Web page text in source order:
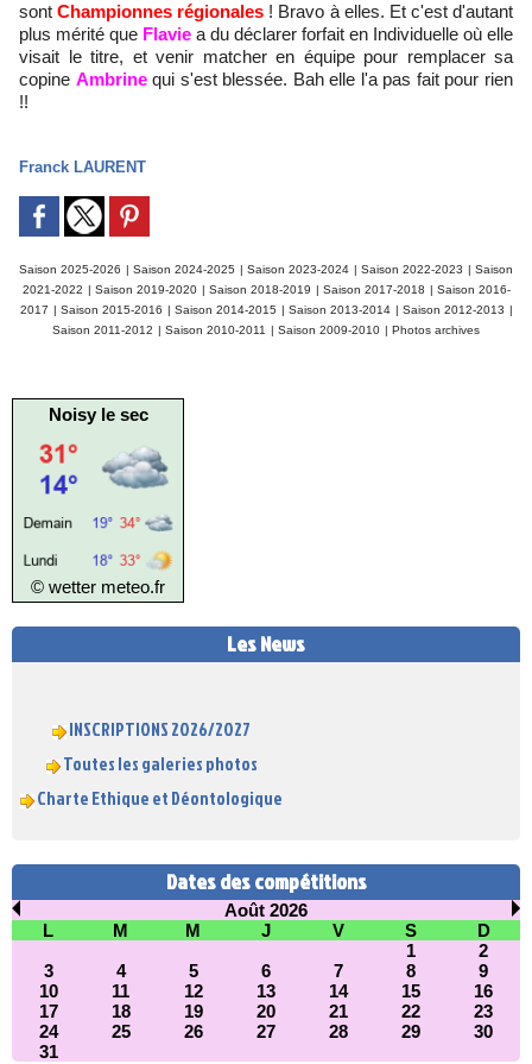
sontChampionnes régionales ! Bravo à elles. Et c'est d'autant
plus mérité que Flavie a du déclarer forfait en Individuelle où elle
visait le titre, et venir matcher en équipe pour remplacer sa
copine Ambrinequi s'est blessée. Bah elle l'a pas fait pour rien
!!
Franck LAURENT
Saison 2025-2026 | Saison 2024-2025 | Saison 2023-2024 | Saison 2022-2023 | Saison
2021-2022 | Saison 2019-2020 | Saison 2018-2019 | Saison 2017-2018 | Saison 2016-
2017 | Saison 2015-2016 | Saison 2014-2015 | Saison 2013-2014 | Saison 2012-2013 |
Saison 2011-2012 | Saison 2010-2011 | Saison 2009-2010 | Photos archives
Noisy le sec
© wetter meteo.fr
Les News
INSCRIPTIONS 2026/2027
Toutes les galeries photos
Charte Ethique et Déontologique
Dates des compétitions
Août 2026
L
M M J V S
D
1
2
3
4 5 6 7 8
9
10
11 12 13 14 15
16
17
18 19 20 21 22
23
24
25 26 27 28 29
30
31